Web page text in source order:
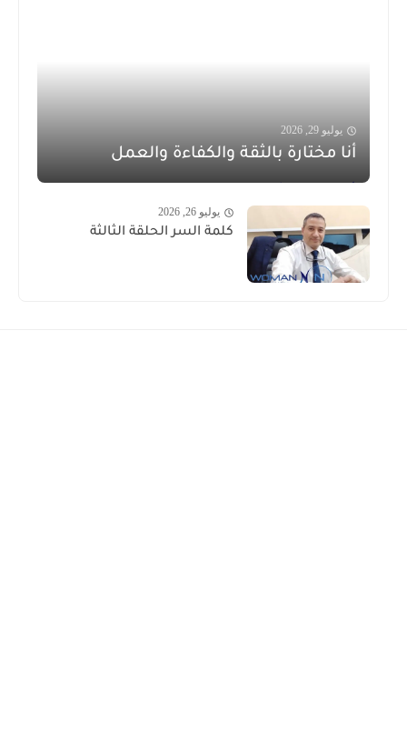
يوليو 29, 2026
أنا مختارة بالثقة والكفاءة والعمل
يوليو 26, 2026
كلمة السر الحلقة الثالثة